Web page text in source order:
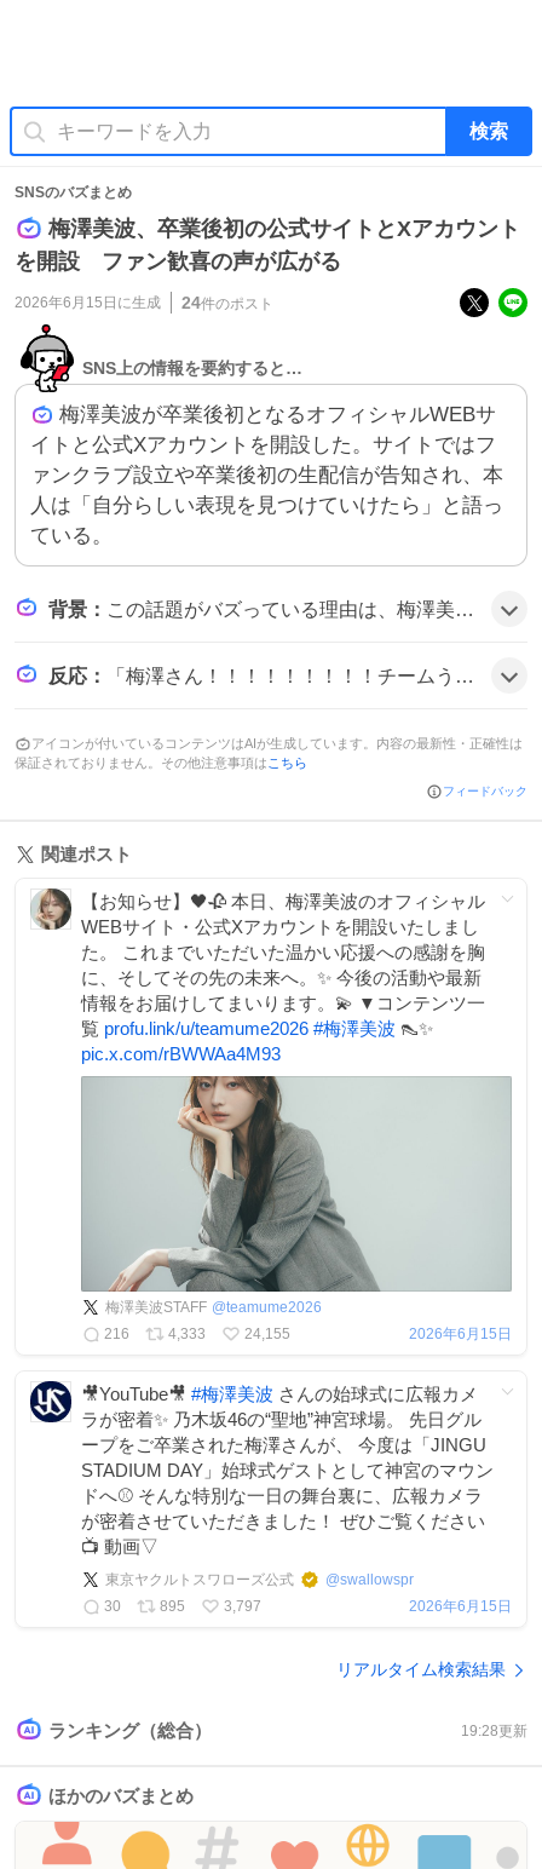
検索
SNSのバズまとめ
梅澤美波、卒業後初の公式サイトとXアカウント
を開設 ファン歓喜の声が広がる
2026年6月15日 に生成 24件のポスト
SNS上の情報を要約すると…
梅澤美波が卒業後初となるオフィシャルWEBサ
イトと公式Xアカウントを開設した。サイトではフ
ァンクラブ設立や卒業後初の生配信が告知され、本
人は「自分らしい表現を見つけていけたら」と語っ
ている。
背景 ： この話題がバズっている理由は、梅澤美波が乃木坂46を卒業し新たな活動ステージへ進むことへの期待感が高まっていることと、公式サイトやXアカウントで直接情報を発信できる点がファンにとって新鮮でワクワクする要素となっている可能性がある。
反応 ： 「梅澤さん！！！！！！！！！チームうめ！！！おかえりなさい☺️☺️☺️」と歓喜の声が上がり、「みなみんも乃木坂46合同会社嬉しい✨」と喜びを表す投稿も多数。さらに「“元”乃木坂46梅澤美波、公式サイト&公式X開設…ファンクラブも立ち上げへ」と情報をシェアする声が広がり、全体的にポジティブな雰囲気だ。
アイコンが付いているコンテンツはAIが生成しています。内容の最新性・正確性は
保証されておりません。その他注意事項は こちら
フィードバック
関連ポスト
【お知らせ】🖤🥀 本日、梅澤美波のオフィシャル
WEBサイト・公式Xアカウントを開設いたしまし
た。 これまでいただいた温かい応援への感謝を胸
に、そしてその先の未来へ。✨ 今後の活動や最新
情報をお届けしてまいります。💫 ▼コンテンツ一
覧 profu.link/u/teamume2026 #梅澤美波 👠✨
pic.x.com/rBWWAa4M93
梅澤美波STAFF @teamume2026
216
4,333 24,155 2026年6月15日
🎥YouTube🎥 #梅澤美波 さんの始球式に広報カメ
ラが密着✨ 乃木坂46の“聖地”神宮球場。 先日グル
ープをご卒業された梅澤さんが、 今度は「JINGU
STADIUM DAY」始球式ゲストとして神宮のマウン
ドへ⚾ そんな特別な一日の舞台裏に、広報カメラ
が密着させていただきました！ ぜひご覧ください
📺 動画▽
東京ヤクルトスワローズ公式 @swallowspr
30
895 3,797 2026年6月15日
リアルタイム検索結果
ランキング（総合） 19:28更新
ほかのバズまとめ